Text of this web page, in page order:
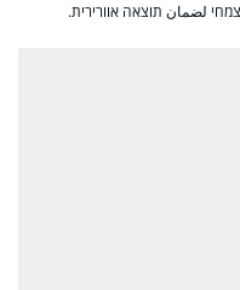
لضمان תוצאה אוורירית.